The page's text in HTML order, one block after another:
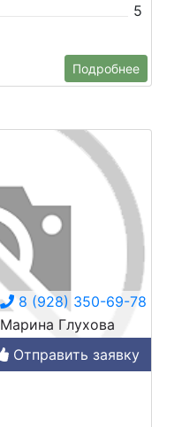
5
Подробнее
8 (928) 350-69-78
Марина Глухова
Отправить заявку